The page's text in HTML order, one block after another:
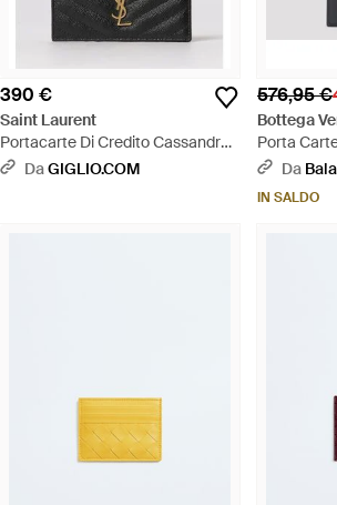
390 €
Saint Laurent
Portacarte Di Credito Cassandre -
NeroDaGIGLIO.COM
576,95 €
Bottega
Porta
- Nero
Da
IN SALDO